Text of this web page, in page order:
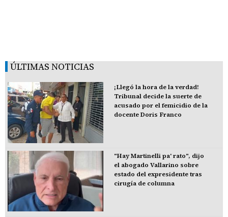
ÚLTIMAS NOTICIAS
¡Llegó la hora de la verdad!
Tribunal decide la suerte de
acusado por el femicidio de la
docente Doris Franco
"Hay Martinelli pa' rato", dijo
el abogado Vallarino sobre
estado del expresidente tras
cirugía de columna